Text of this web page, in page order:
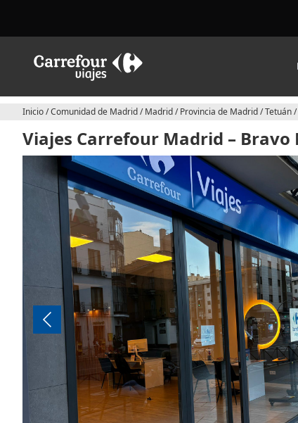
Inicio/Comunidad de Madrid/Madrid/Provincia de Madrid/Tetuán/
Viajes Carrefour Madrid –